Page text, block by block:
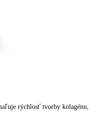
rýchlosť tvorby kolagénu,